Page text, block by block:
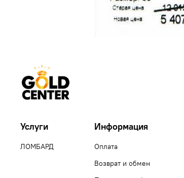
Услуги
ЛОМБАРД
Информация
Оплата
Возврат и обмен